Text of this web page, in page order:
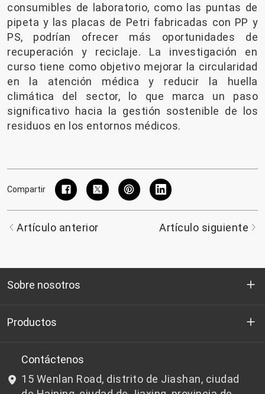
consumibles de laboratorio, como las puntas de
pipeta y las placas de Petri fabricadas con PP y
PS, podrían ofrecer más oportunidades de
recuperación y reciclaje. La investigación en
curso tiene como objetivo mejorar la circularidad
en la atención médica y reducir la huella
climática del sector, lo que marca un paso
significativo hacia la gestión sostenible de los
residuos en los entornos médicos.
Compartir
Artículo anterior Artículo siguiente
Sobre nosotros
Quienes somos
I+D
Noticias y Eventos
Productos
Chips de PET aptos para botellas
Chips de PET que no son aptos para botellas
Contáctenos
15 Wenlan Road, distrito de Jiashan, ciudad